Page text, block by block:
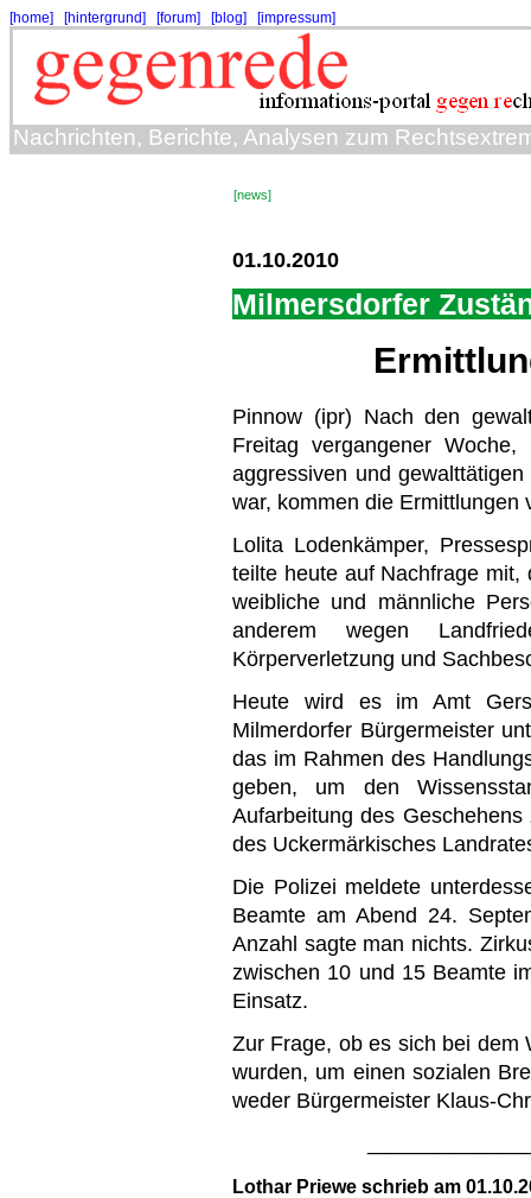
[home] [hintergrund] [forum] [blog] [impressum]
Nachrichten, Berichte, Analysen zum
[news]
01.10.2010
Milmersdorfer
Pinnow (ipr) Nach den
Freitag vergangener
aggressiven und
war, kommen die Ermittlungen
Lolita Lodenkämper,
teilte heute auf Nachfrage
weibliche und männliche
anderem wegen
Körperverletzung und
Heute wird es im Amt
Milmerdorfer Bürgermeister
das im Rahmen des
geben, um den
Aufarbeitung des
des Uckermärkisches
Die Polizei meldete
Beamte am Abend 24.
Anzahl sagte man nichts.
zwischen 10 und 15 Beamte
Einsatz.
Zur Frage, ob es sich bei dem
wurden, um einen sozialen
weder Bürgermeister Klaus-
Lothar Priewe schrieb am